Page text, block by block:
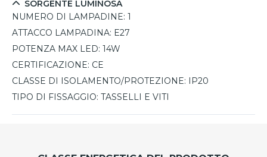
SORGENTE LUMINOSA
NUMERO DI LAMPADINE: 1
ATTACCO LAMPADINA: E27
POTENZA MAX LED: 14W
CERTIFICAZIONE: CE
CLASSE DI ISOLAMENTO/PROTEZIONE:
IP20
TIPO DI FISSAGGIO: TASSELLI E VITI